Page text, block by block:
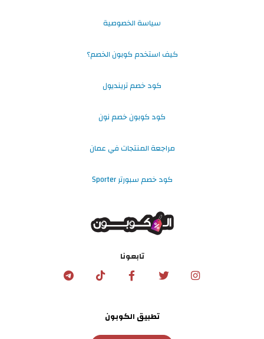
سياسة الخصوصية
كيف استخدم كوبون الخصم؟
كود خصم ترينديول
كود كوبون خصم نون
مراجعة المنتجات في عمان
كود خصم سبورتر Sporter
تابعونا
تطبيق الكوبون